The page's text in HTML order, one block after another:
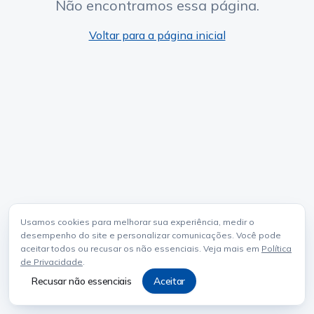
Usamos cookies para melhorar sua experiência, medir o
desempenho do site e personalizar comunicações. Você pode
aceitar todos ou recusar os não essenciais. Veja mais em Política
de Privacidade.
Recusar não essenciais Aceitar
Não encontramos essa página.
Voltar para a página inicial